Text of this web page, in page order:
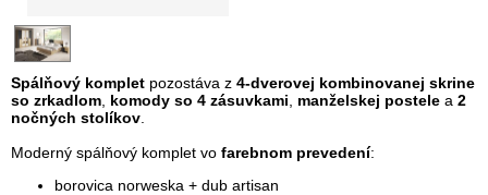
Spálňový komplet pozostáva z 4-dverovej kombinovanej skrine
so zrkadlom komody so 4 zásuvkami manželskej postele a 2
nočných stolíkov
Moderný spálňový komplet vo farebnom prevedení:
borovica norweska + dub artisan